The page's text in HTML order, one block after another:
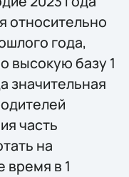
относительно
года,
высокую базу 1
значительная
часть
на
время в 1